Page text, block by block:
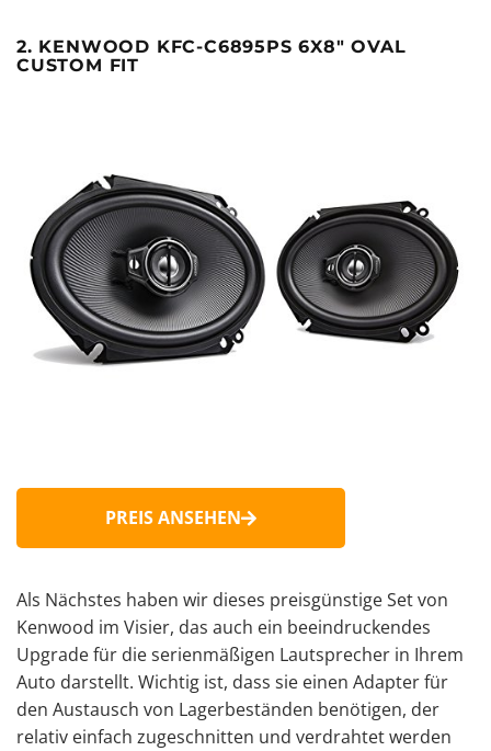
2. KENWOOD KFC-C6895PS 6X8" OVAL
CUSTOM FIT
PREIS ANSEHEN
Als Nächstes haben wir dieses preisgünstige Set von
Kenwood im Visier, das auch ein beeindruckendes
Upgrade für die serienmäßigen Lautsprecher in Ihrem
Auto darstellt. Wichtig ist, dass sie einen Adapter für
den Austausch von Lagerbeständen benötigen, der
relativ einfach zugeschnitten und verdrahtet werden